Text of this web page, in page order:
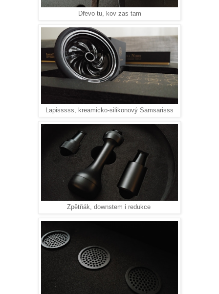
Dřevo tu, kov zas tam
Lapisssss, kreamicko-silikonový Samsarisss
Zpětňák, downstem i redukce